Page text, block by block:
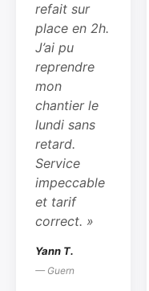
refait sur
place en 2h.
J’ai pu
reprendre
mon
chantier le
lundi sans
retard.
Service
impeccable
et tarif
correct. »
Yann T.
— Guern